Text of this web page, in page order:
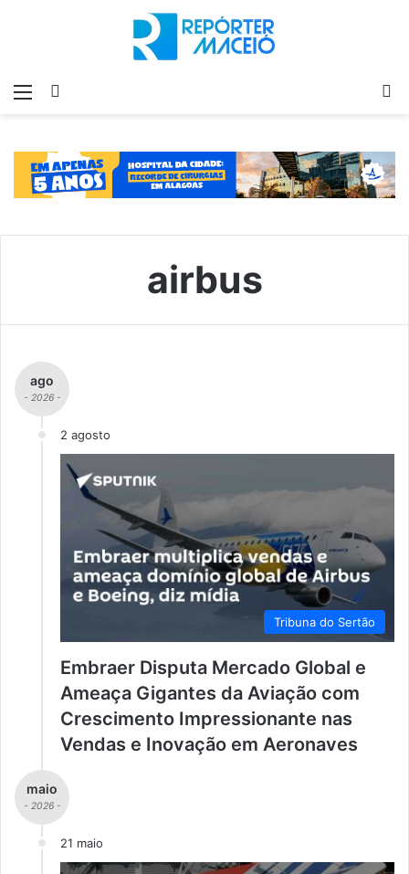
Menu
airbus
ago
- 2026 -
2 agosto
Tribuna do Sertão
Embraer Disputa Mercado Global e
Ameaça Gigantes da Aviação com
Crescimento Impressionante nas
Vendas e Inovação em Aeronaves
maio
- 2026 -
21 maio